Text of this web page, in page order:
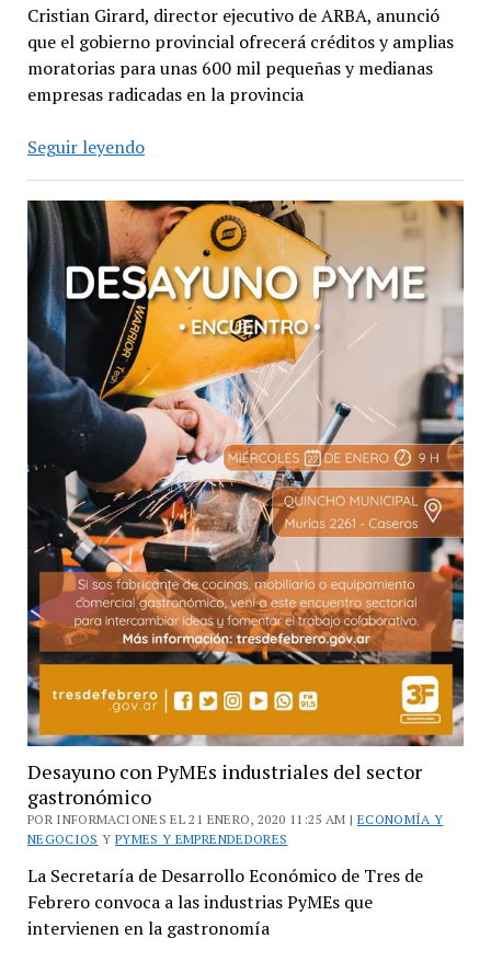
Cristian Girard, director ejecutivo de ARBA, anunció
que el gobierno provincial ofrecerá créditos y amplias
moratorias para unas 600 mil pequeñas y medianas
empresas radicadas en la provincia
Seguir leyendoLas
le
deben
a
ARBA
13
mil
millones
de
pesos
Desayuno con PyMEs industriales del sector
gastronómico
POR INFORMACIONES EL 21 ENERO, 2020 11:25 AM | ECONOMÍA Y
NEGOCIOS Y PYMES Y EMPRENDEDORES
La Secretaría de Desarrollo Económico de Tres de
Febrero convoca a las industrias PyMEs que
intervienen en la gastronomía